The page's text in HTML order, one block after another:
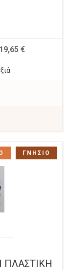
19,65 €
ΠΛΑΣΤΙΚΗ
ΓΝΗΣΙΟ